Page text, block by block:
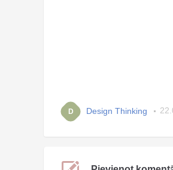
D Design Thinking